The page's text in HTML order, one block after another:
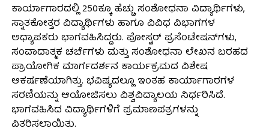
ಕಾರ್ಯಾಗಾರದಲ್ಲಿ 250ಕ್ಕೂ ಹೆಚ್ಚು ಸಂಶೋಧನಾ ವಿದ್ಯಾರ್ಥಿಗಳು,
ಸ್ನಾತಕೋತ್ತರ ವಿದ್ಯಾರ್ಥಿಗಳು ಹಾಗೂ ವಿವಿಧ ವಿಭಾಗಗಳ
ಅಧ್ಯಾಪಕರು ಭಾಗವಹಿಸಿದ್ದರು. ಪೋಸ್ಟರ್ ಪ್ರಸೆಂಟೇಷನ್‌ಗಳು,
ಸಂವಾದಾತ್ಮಕ ಚರ್ಚೆಗಳು ಮತ್ತು ಸಂಶೋಧನಾ ಲೇಖನ ಬರಹದ
ಪ್ರಾಯೋಗಿಕ ಮಾರ್ಗದರ್ಶನ ಕಾರ್ಯಕ್ರಮದ ವಿಶೇಷ
ಆಕರ್ಷಣೆಯಾಗಿತ್ತು. ಭವಿಷ್ಯದಲ್ಲೂ ಇಂತಹ ಕಾರ್ಯಾಗಾರಗಳ
ಸರಣಿಯನ್ನು ಆಯೋಜಿಸಲು ವಿಶ್ವವಿದ್ಯಾಲಯ ನಿರ್ಧರಿಸಿದೆ.
ಭಾಗವಹಿಸಿದ ವಿದ್ಯಾರ್ಥಿಗಳಿಗೆ ಪ್ರಮಾಣಪತ್ರಗಳನ್ನು
ವಿತರಿಸಲಾಯಿತು.